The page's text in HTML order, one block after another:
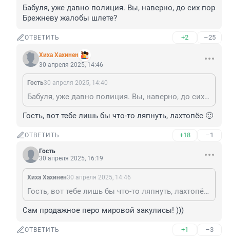
Бабуля, уже давно полиция. Вы, наверно, до сих пор
Брежневу жалобы шлете?
ОТВЕТИТЬ +2 –25
Хиха Хахинен
30 апреля 2025, 14:46
Гость30 апреля 2025, 14:40
Бабуля, уже давно полиция. Вы, наверно, до сих пор Брежневу жалобы шлете?
Гость, вот тебе лишь бы что-то ляпнуть, лахтопёс 🙂
ОТВЕТИТЬ +18 –1
Гость
30 апреля 2025, 16:19
Хиха Хахинен30 апреля 2025, 14:46
Гость, вот тебе лишь бы что-то ляпнуть, лахтопёс 🙂
Сам продажное перо мировой закулисы! )))
ОТВЕТИТЬ +1 –3